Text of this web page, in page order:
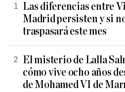
Las diferencias entre
Madrid persisten y si
traspasará este mes
El misterio de Lalla
cómo vive ocho años
de Mohamed VI de